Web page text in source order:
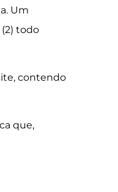
Um
todo
contendo
que,